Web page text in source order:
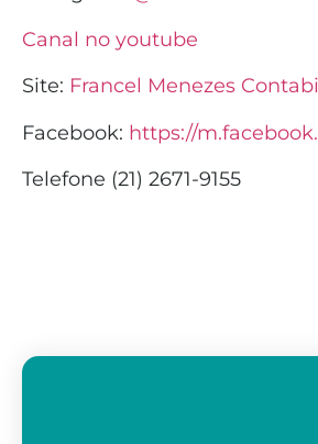
Canal no youtube
Site: Francel Menezes
Facebook: https://
Telefone (21) 2671-9155